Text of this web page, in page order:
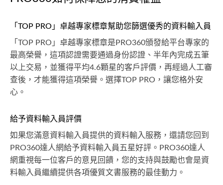
「TOP PRO」卓越專家標章幫助您篩選優秀的資料輸入員
「TOP PRO」卓越專家標章是PRO360頒發給平台專家的
最高榮譽，這項認證需要通過身份認證、半年內完成五筆
以上交易，並獲得平均4.6顆星的客戶評價，再經過人工審
查後，才能獲得這項榮譽。選擇TOP PRO，讓您格外安
心。
給予資料輸入員評價
如果您滿意資料輸入員提供的資料輸入服務，還請您回到
PRO360達人網給予資料輸入員五星好評。PRO360達人
網重視每一位客戶的意見回饋，您的支持與鼓勵也會是資
料輸入員繼續提供各項優質文書服務的最佳動力。